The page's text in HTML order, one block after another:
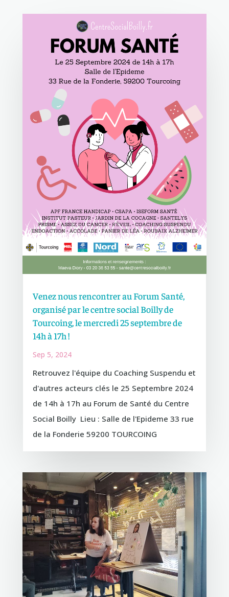
Venez nous rencontrer au Forum Santé,
organisé par le centre social Boilly de
Tourcoing, le mercredi 25 septembre de
14h à 17h !
Sep 5, 2024
Retrouvez l'équipe du Coaching Suspendu et
d'autres acteurs clés le 25 Septembre 2024
de 14h à 17h au Forum de Santé du Centre
Social Boilly Lieu : Salle de l'Epideme 33 rue
de la Fonderie 59200 TOURCOING